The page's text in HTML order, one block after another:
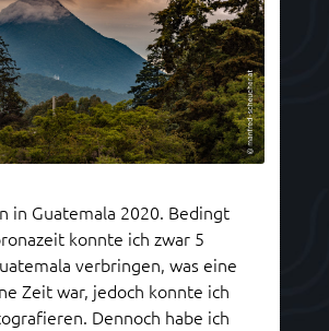
in Guatemala 2020. Bedingt
konnte ich zwar 5
verbringen, was eine
Zeit war, jedoch konnte ich
Dennoch habe ich